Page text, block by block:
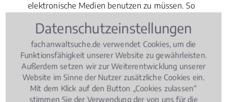
elektronische Medien benutzen zu müssen. So
Kommt es bei einer Auseinandersetzung tatsächlich
zum Gerichtsverfahren, wird in erster Instanz in der
Regel am nächstgelegenen Gericht verhandelt.
Entscheiden Sie sich deshalb für einen Fachanwalt
für IT-Recht vor Ort in Mömlingen.
Datenschutzeinstellungen
fachanwaltsuche.de verwendet Cookies, um die
Funktionsfähigkeit unserer Website zu gewährleisten.
Außerdem setzen wir zur Weiterentwicklung unserer
Website im Sinne der Nutzer zusätzliche Cookies ein.
Mit dem Klick auf den Button „Cookies zulassen“
stimmen Sie der Verwendung der von uns für die